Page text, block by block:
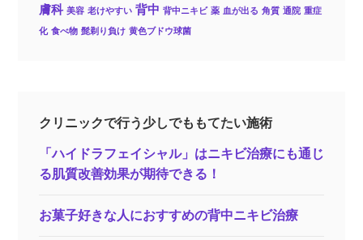
膚科 美容 老けやすい 背中 背中ニキビ 薬 血が出る 角質 通院 重症
化 食べ物 髭剃り負け 黄色ブドウ球菌
クリニックで行う少しでももてたい施術
「ハイドラフェイシャル」はニキビ治療にも通じ
る肌質改善効果が期待できる！
お菓子好きな人におすすめの背中ニキビ治療